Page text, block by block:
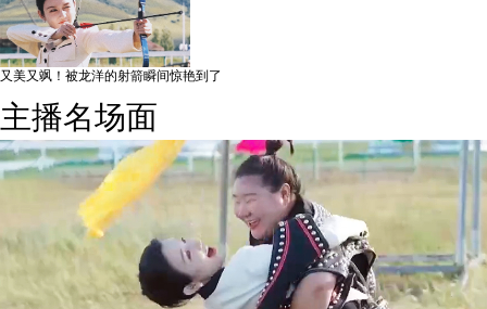
又美又飒！被龙洋的射箭瞬间惊艳到了
主播名场面